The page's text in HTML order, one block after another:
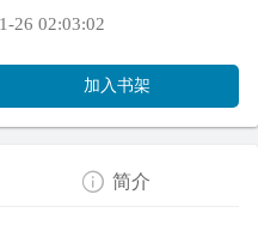
26 02:03:02
加入书架
简介